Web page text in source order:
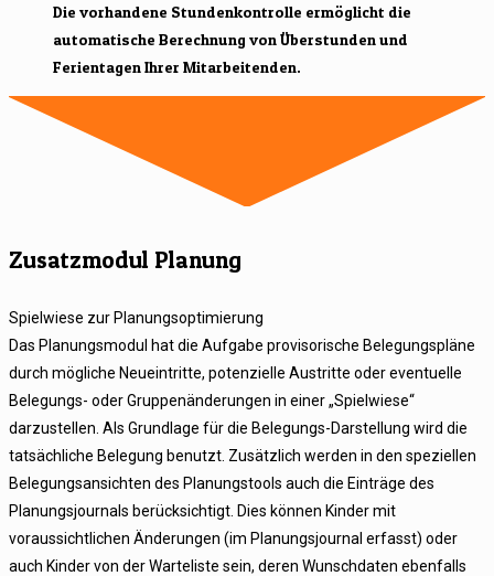
Die vorhandene Stundenkontrolle ermöglicht die
automatische Berechnung von Überstunden und
Ferientagen Ihrer Mitarbeitenden.
Zusatzmodul Planung
Spielwiese zur Planungsoptimierung
Das Planungsmodul hat die Aufgabe provisorische Belegungspläne
durch mögliche Neueintritte, potenzielle Austritte oder eventuelle
Belegungs- oder Gruppenänderungen in einer „Spielwiese“
darzustellen. Als Grundlage für die Belegungs-Darstellung wird die
tatsächliche Belegung benutzt. Zusätzlich werden in den speziellen
Belegungsansichten des Planungstools auch die Einträge des
Planungsjournals berücksichtigt. Dies können Kinder mit
voraussichtlichen Änderungen (im Planungsjournal erfasst) oder
auch Kinder von der Warteliste sein, deren Wunschdaten ebenfalls